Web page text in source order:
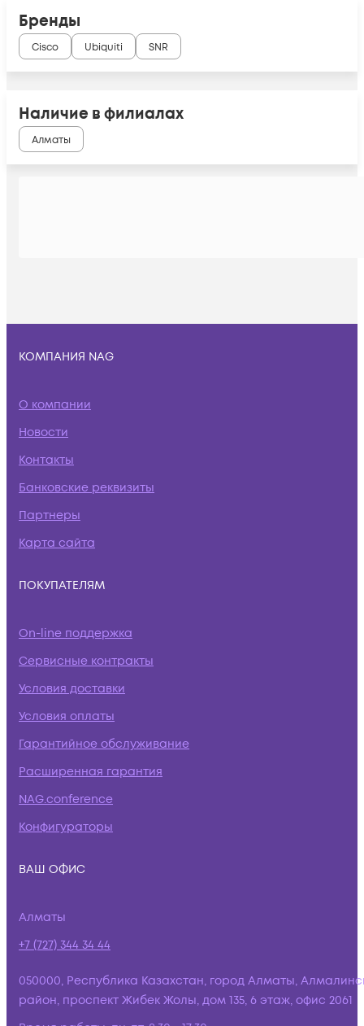
Бренды
Cisco Ubiquiti SNR
Наличие в филиалах
Алматы
КОМПАНИЯ NAG
О компании
Новости
Контакты
Банковские реквизиты
Партнеры
Карта сайта
ПОКУПАТЕЛЯМ
On-line поддержка
Сервисные контракты
Условия доставки
Условия оплаты
Гарантийное обслуживание
Расширенная гарантия
NAG.conference
Конфигураторы
ВАШ ОФИС
Алматы
+7 (727) 344 34 44
050000, Республика Казахстан, город Алматы,
район, проспект Жибек Жолы, дом 135, 6 этаж, офис 2061